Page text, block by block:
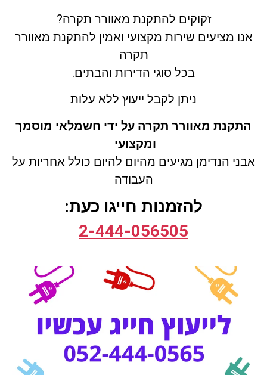
זקוקים להתקנת מאוורר תקרה?
אנו מציעים שירות מקצועי ואמין להתקנת מאוורר
תקרה
בכל סוגי הדירות והבתים.
ניתן לקבל ייעוץ ללא עלות
התקנת מאוורר תקרה על ידי חשמלאי מוסמך
ומקצועי
אבני הנדימן מגיעים מהיום להיום כולל אחריות על
העבודה
להזמנות חייגו כעת:
05
2-444-0565